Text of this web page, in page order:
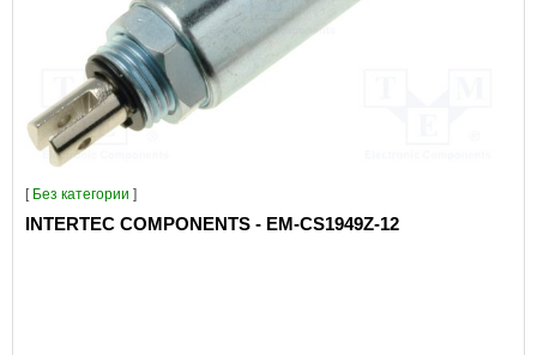
[ Без категории ]
INTERTEC COMPONENTS - EM-CS1949Z-12